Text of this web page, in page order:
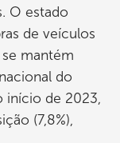
O estado
de veículos
mantém
do
início de 2023,
(7,8%),